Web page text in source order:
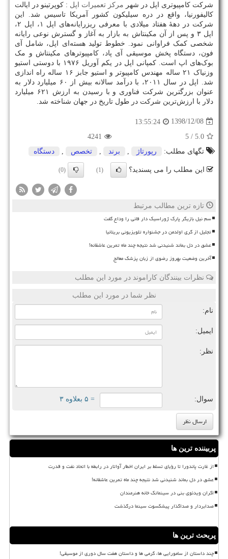
شرکت کامپیوتری اپل در شهر مرکز تعمیرات اپل : کوپرتینو در ایالت
کالیفورنیا، واقع در دره سیلیکون کشور آمریکا تاسیس شد. این
شرکت در دهه‌ٔ هفتاد میلادی با معرفی ریزرایانه‌های اپل ۱ ، اپل ۲،
اپل ۳ و پس از آن مکینتاش به بازار به آغاز و گسترش نوعی رایانه
شخصی کمک فراوانی نمود. خطوط تولید هسته‌ای اپل، شامل آی
فون، دستگاه پخش موسیقی آی پاد، کامپیوترهای مکینتاش و مک
بوک‌های اپ است. کمپانی اپل در یکم آوریل ۱۹۷۶ با دوستی استیو
وزنیاک ۲۱ ساله مهندس کامپیوتر و استیو جابز ۱۶ ساله راه اندازی
شد. اپل در سال ۲۰۱۱، با درآمد سالانه بیش از ۶۰ میلیارد دلار به
عنوان بزرگترین شرکت فناوری و با رسیدن به ارزش
۶۲۱ میلیارد
دلار با ارزش‌ترین شرکت در طول تاریخ در جهان شناخته شد
1398/12/08
13:55:24
5.0
/ 5
4241
تگهای مطلب:
رپورتاژ برند تخصص دستگاه
این مطلب را می پسندید؟ (1)
(0)
تازه ترین مطالب مرتبط
سم نیل بازیگر پارک ژوراسیک دار فانی را وداع گفت
تجلیل از گری اولدمن در جشنواره تلویزیونی بریتانیا
عشق در دل بماند شنیدنی شد نتیجه چند ماه تمرین عاشقانه!
آخرین وضعیت بهروز رضوی از زبان پزشک معالج
نظرات بینندگان کاراموند در مورد این مطلب
نظر شما در مورد این مطلب
نام:
ایمیل:
نظر:
سوال: = ۵ بعلاوه ۳
پربیننده ترین ها
از غارت پاندورا تا رؤیای تسلط بر ایران اخطار آواتار در رابطه با اتحاد نفت و قدرت
عشق در دل بماند شنیدنی شد نتیجه چند ماه تمرین عاشقانه!
اکران ویدئوی بنی در سینماتک خانه هنرمندان
صدابردار و صداگذار پیشکسوت سینما درگذشت
پربحث ترین ها
چند داستان از سامورایی ها، گرمی ها و داستان هفت سال دوری از موسیقی!